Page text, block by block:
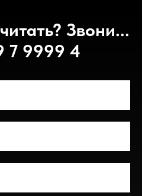
Звони...
7 9999 4